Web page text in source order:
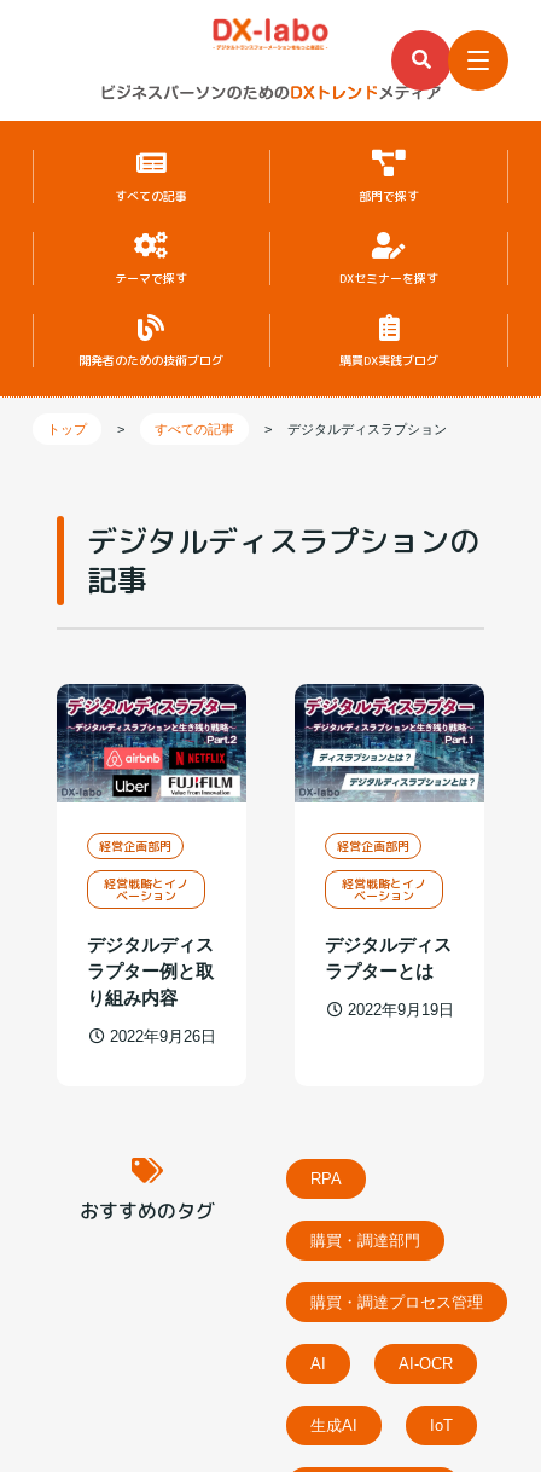
すべての記事 部門で探す
テーマで探す DXセミナーを探す
開発者のための技術ブログ 購買DX実践ブログ
トップ > すべての記事 > デジタルディスラプション
デジタルディスラプションの
記事
経営企画部門
経営戦略とイノ
ベーション
デジタルディス
ラプター例と取
り組み内容
2022年9月26日
経営企画部門
経営戦略とイノ
ベーション
デジタルディス
ラプターとは
2022年9月19日
おすすめのタグ
RPA
購買・調達部門
購買・調達プロセス管理
AI AI-OCR
生成AI IoT